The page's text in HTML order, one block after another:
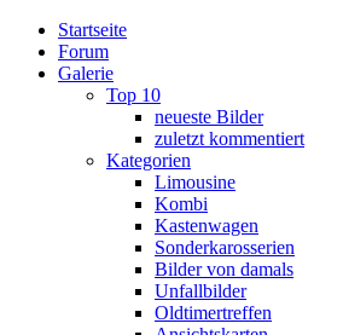
Startseite
Forum
Galerie
Top 10
neueste Bilder
zuletzt kommentiert
Kategorien
Limousine
Kombi
Kastenwagen
Sonderkarosserien
Bilder von damals
Unfallbilder
Oldtimertreffen